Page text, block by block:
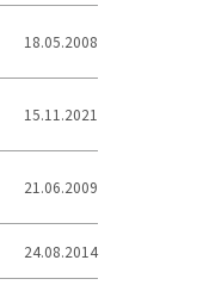
18.05.2008
15.11.2021
21.06.2009
24.08.2014